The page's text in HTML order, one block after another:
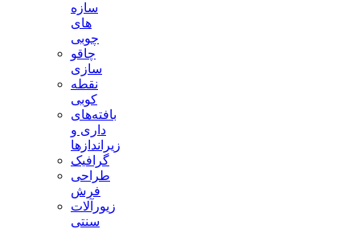
سازه
های
چوبی
چاقو
سازی
نقطه
کوبی
بافته‌های
داری و
زیراندازها
گرافیک
طراحی
فرش
زیورآلات
سنتی